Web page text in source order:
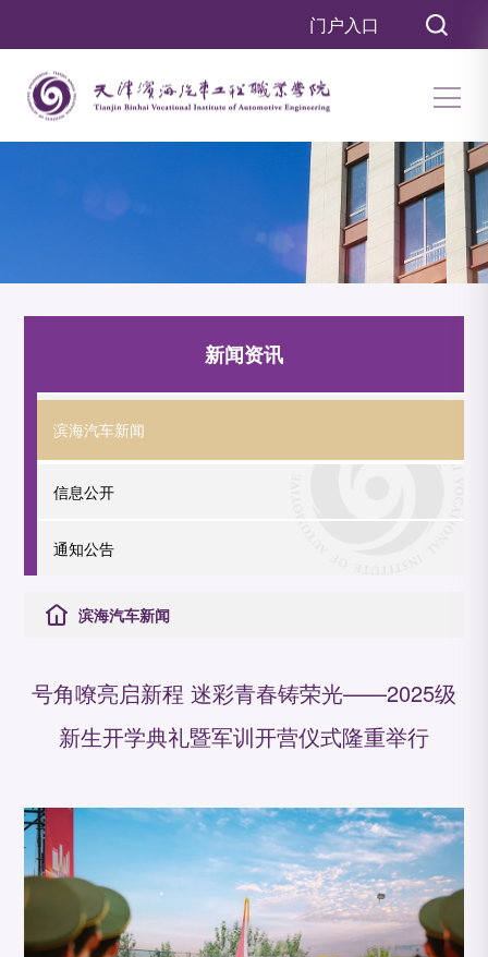
门户入口
新闻资讯
滨海汽车新闻
信息公开
通知公告
滨海汽车新闻
号角嘹亮启新程 迷彩青春铸荣光——2025级
新生开学典礼暨军训开营仪式隆重举行